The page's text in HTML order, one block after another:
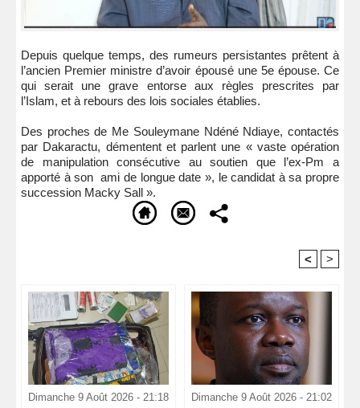
Depuis quelque temps, des rumeurs persistantes prêtent à
l’ancien Premier ministre d’avoir épousé une 5e épouse. Ce
qui serait une grave entorse aux règles prescrites par
l’Islam, et à rebours des lois sociales établies.
Des proches de Me Souleymane Ndéné Ndiaye, contactés
par Dakaractu, démentent et parlent une « vaste opération
de manipulation consécutive au soutien que l’ex-Pm a
apporté à son ami de longue date », le candidat à sa propre
succession Macky Sall ».
< >
Dimanche 9 Août 2026 - 21:18 Dimanche 9 Août 2026 - 21:02